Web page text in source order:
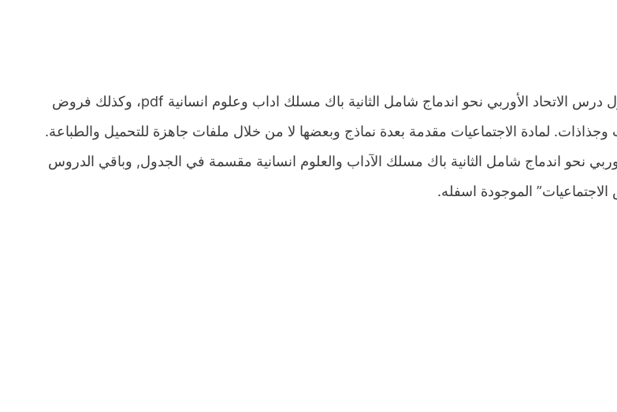
ملخص و تمارين وحلول درس الاتحاد الأوربي نحو اندماج شامل الثانية باك مسلك اداب وعلوم انسانية pdf، وكذلك فروض
وجذاذات. لمادة الاجتماعيات مقدمة بعدة نماذج وبعضها لا من خلال ملفات جاهزة للتحميل والطباعة.
نحو اندماج شامل الثانية باك مسلك الآداب والعلوم انسانية مقسمة في الجدول, وباقي الدروس
الموجودة اسفله.